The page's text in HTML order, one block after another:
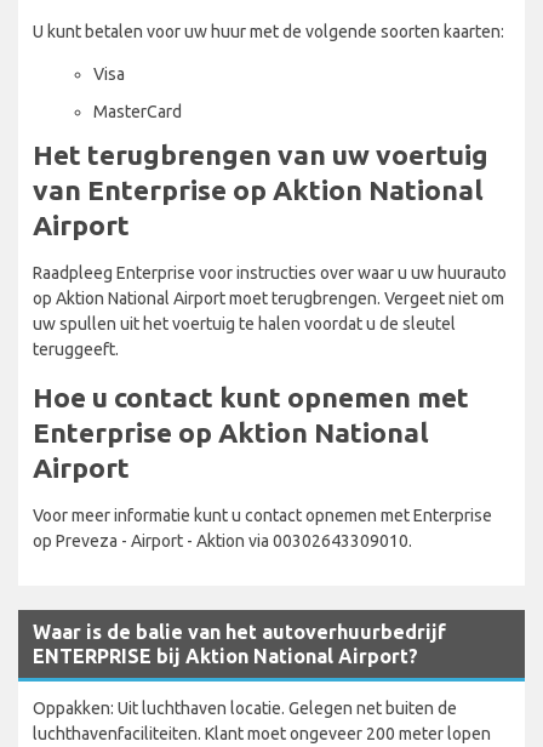
U kunt betalen voor uw huur met de volgende soorten kaarten:
Visa
MasterCard
Het terugbrengen van uw voertuig
van Enterprise op Aktion National
Airport
Raadpleeg Enterprise voor instructies over waar u uw huurauto
op Aktion National Airport moet terugbrengen. Vergeet niet om
uw spullen uit het voertuig te halen voordat u de sleutel
teruggeeft.
Hoe u contact kunt opnemen met
Enterprise op Aktion National
Airport
Voor meer informatie kunt u contact opnemen met Enterprise
op Preveza - Airport - Aktion via 00302643309010.
Waar is de balie van het autoverhuurbedrijf
ENTERPRISE bij Aktion National Airport?
Oppakken: Uit luchthaven locatie. Gelegen net buiten de
luchthavenfaciliteiten. Klant moet ongeveer 200 meter lopen